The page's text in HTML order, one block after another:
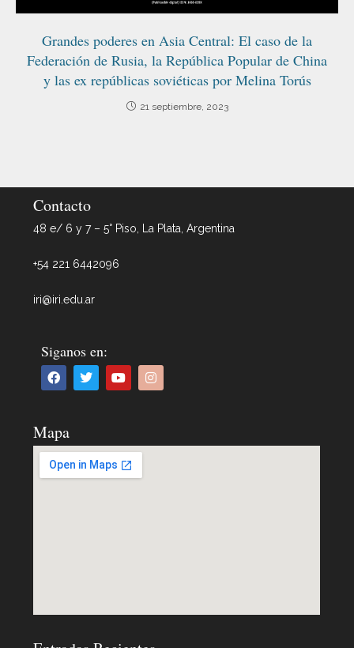
Grandes poderes en Asia Central: El caso de la
Federación de Rusia, la República Popular de China
y las ex repúblicas soviéticas por Melina Torús
21 septiembre, 2023
Contacto
48 e/ 6 y 7 – 5° Piso, La Plata, Argentina
+54 221 6442096
iri@iri.edu.ar
Siganos en:
Mapa